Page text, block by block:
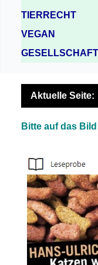
TIERRECHT
VEGAN
Aktuelle Seite:
Bitte auf das